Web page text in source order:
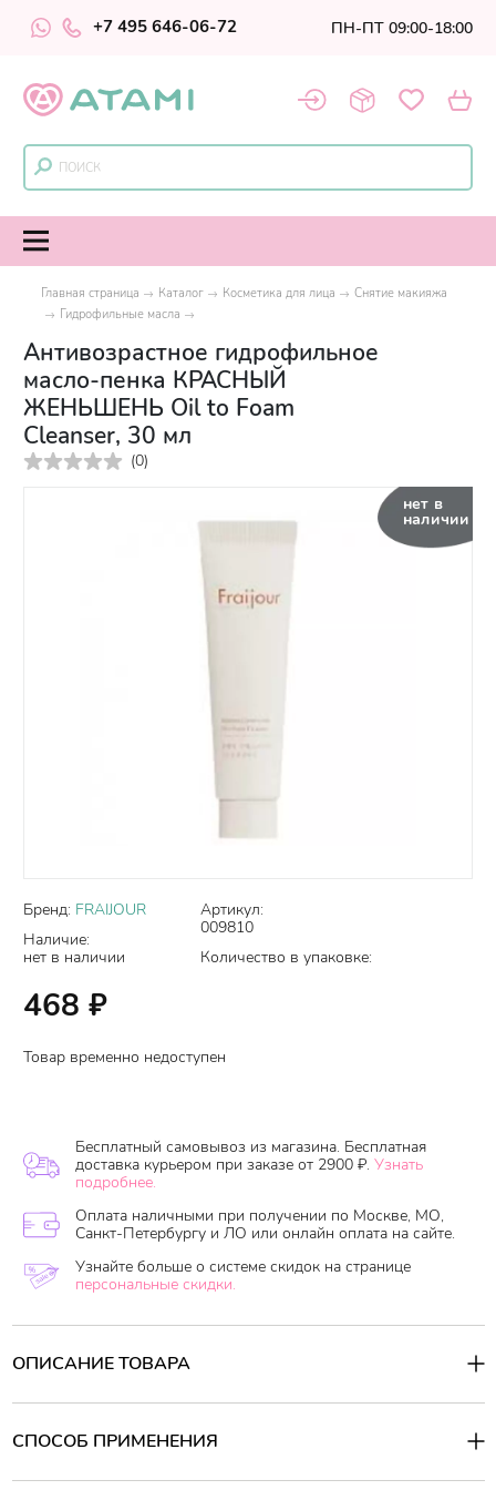
+7 495 646-06-72 ПН-ПТ 09:00-18:00
Главная страница Каталог Косметика для лица
Снятие макияжа
Гидрофильные масла
Антивозрастное гидрофильное
масло-пенка КРАСНЫЙ
ЖЕНЬШЕНЬ Oil to Foam
Cleanser, 30 мл
(0)
нет в
наличии
Бренд: FRAIJOUR
Наличие:
нет в наличии
Артикул:
009810
Количество в упаковке:
468 ₽
Товар временно недоступен
Бесплатный самовывоз из магазина. Бесплатная
доставка курьером при заказе от 2900 ₽. Узнать
подробнее.
Оплата наличными при получении по Москве, МО,
Санкт-Петербургу и ЛО или онлайн оплата на сайте.
Узнайте больше о системе скидок на странице
персональные скидки.
ОПИСАНИЕ ТОВАРА
Alchemic Ginsenoside Oil to Foam Cleanser Гидрофильное масло-
питательные свойства драгоценных масел и очищающие
свойства мягкой пенки для умывания. Оно тщательно очищает
СПОСОБ ПРИМЕНЕНИЯ
Способ применения: